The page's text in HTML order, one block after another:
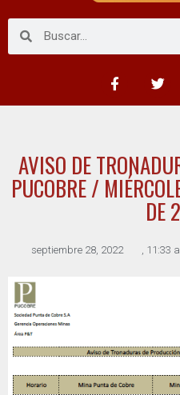
AVISO DE
PUCOBRE /
DE
septiembre 28, 2022 11:33